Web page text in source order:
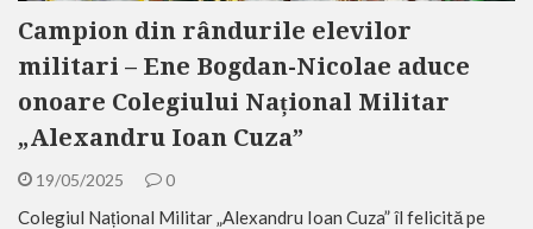
Campion din rândurile elevilor
militari – Ene Bogdan-Nicolae aduce
onoare Colegiului Național Militar
„Alexandru Ioan Cuza”
19/05/2025 0
Colegiul Național Militar „Alexandru Ioan Cuza” îl felicită pe